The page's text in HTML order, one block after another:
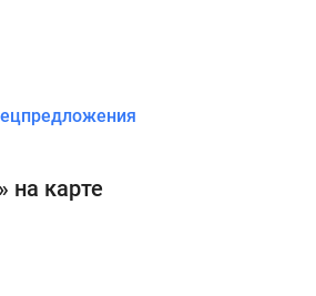
на карте